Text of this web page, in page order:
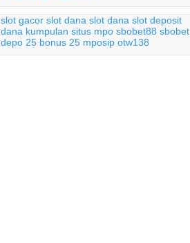
slot gacor slot dana slot dana slot deposit
dana kumpulan situs mpo sbobet88 sbobet
depo 25 bonus 25 mposip otw138